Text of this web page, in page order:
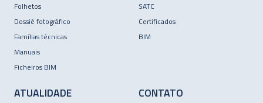
Folhetos
Dossiê fotográfico
Famílias técnicas
Manuais
Ficheiros BIM
SATC
Certificados
BIM
ATUALIDADE CONTATO